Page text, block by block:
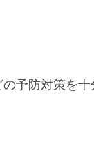
予防対策を